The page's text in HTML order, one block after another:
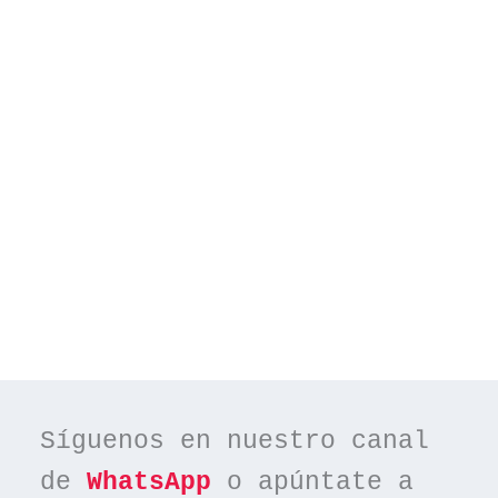
Síguenos en nuestro canal
de WhatsApp o apúntate a